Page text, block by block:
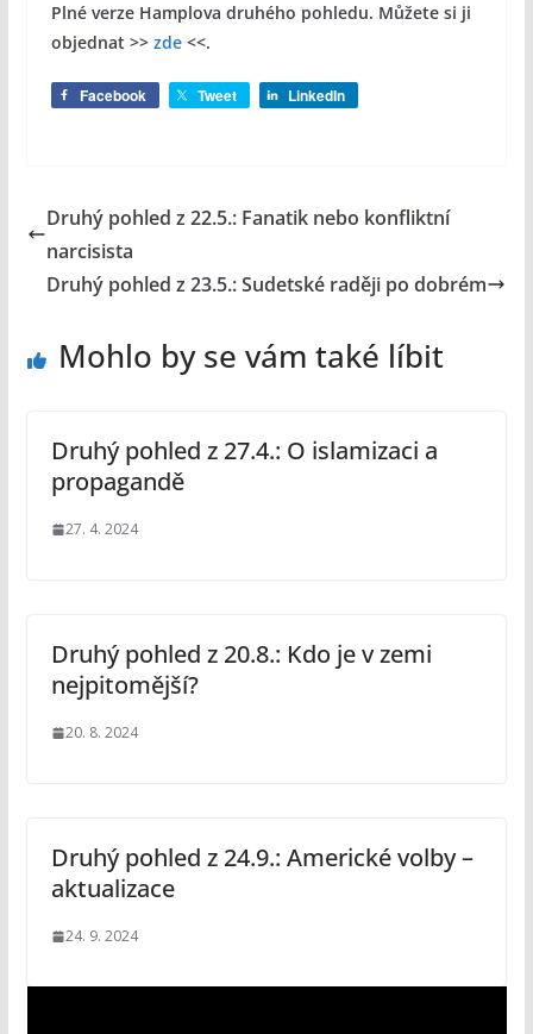
Plné verze Hamplova druhého pohledu. Můžete si ji
objednat >> zde<<.
Facebook Tweet LinkedIn
Druhý pohled z 22.5.: Fanatik nebo konfliktní
narcisista
Druhý pohled z 23.5.: Sudetské raději po dobrém
Mohlo by se vám také líbit
Druhý pohled z 27.4.: O islamizaci a
propagandě
27. 4. 2024
Druhý pohled z 20.8.: Kdo je v zemi
nejpitomější?
20. 8. 2024
Druhý pohled z 24.9.: Americké volby –
aktualizace
24. 9. 2024